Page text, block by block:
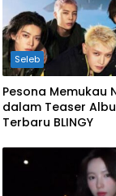
Seleb
Pesona Memukau
dalam Teaser
Terbaru BLINGY